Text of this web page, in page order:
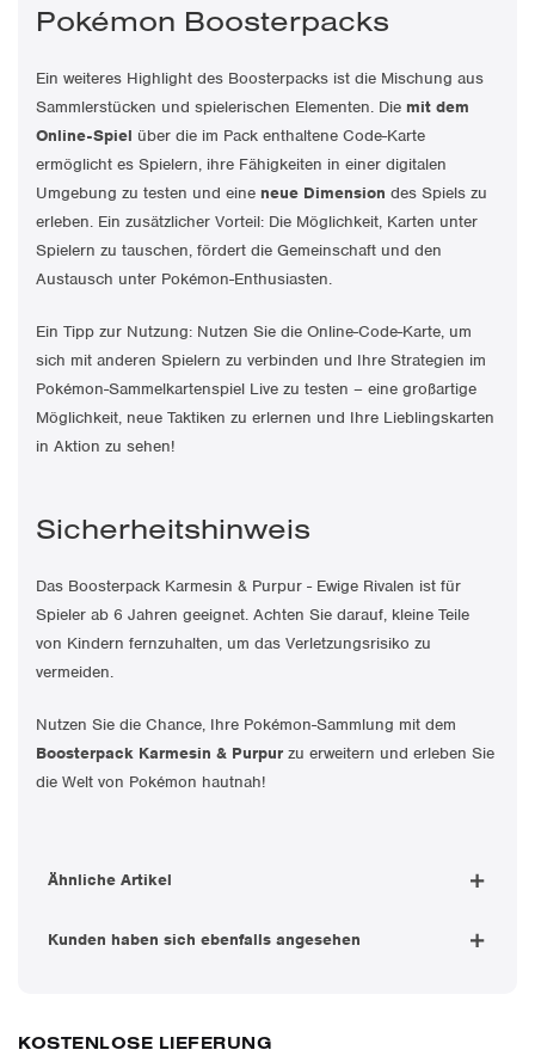
Pokémon Boosterpacks
Ein weiteres Highlight des Boosterpacks ist die Mischung aus
Sammlerstücken und spielerischen Elementen. Die mit dem
Online-Spiel über die im Pack enthaltene Code-Karte
ermöglicht es Spielern, ihre Fähigkeiten in einer digitalen
Umgebung zu testen und eine neue Dimension des Spiels zu
erleben. Ein zusätzlicher Vorteil: Die Möglichkeit, Karten unter
Spielern zu tauschen, fördert die Gemeinschaft und den
Austausch unter Pokémon-Enthusiasten.
Ein Tipp zur Nutzung: Nutzen Sie die Online-Code-Karte, um
sich mit anderen Spielern zu verbinden und Ihre Strategien im
Pokémon-Sammelkartenspiel Live zu testen – eine großartige
Möglichkeit, neue Taktiken zu erlernen und Ihre Lieblingskarten
in Aktion zu sehen!
Sicherheitshinweis
Das Boosterpack Karmesin & Purpur - Ewige Rivalen ist für
Spieler ab 6 Jahren geeignet. Achten Sie darauf, kleine Teile
von Kindern fernzuhalten, um das Verletzungsrisiko zu
vermeiden.
Nutzen Sie die Chance, Ihre Pokémon-Sammlung mit dem
Boosterpack Karmesin & Purpur zu erweitern und erleben Sie
die Welt von Pokémon hautnah!
Ähnliche Artikel
Kunden haben sich ebenfalls angesehen
KOSTENLOSE LIEFERUNG